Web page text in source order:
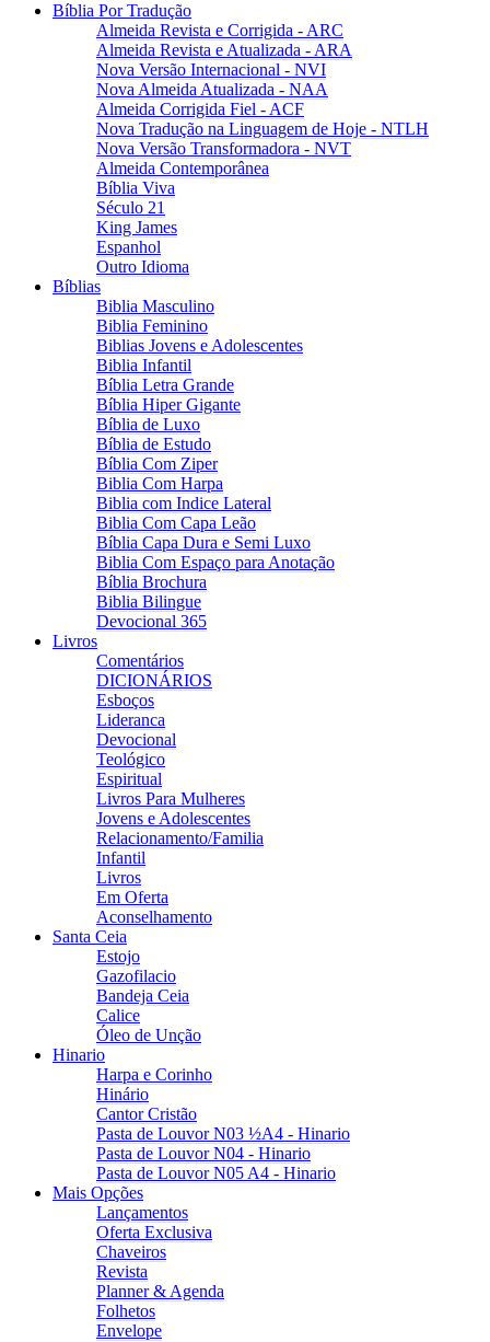
Bíblia Por Tradução
Almeida Revista e Corrigida - ARC
Almeida Revista e Atualizada - ARA
Nova Versão Internacional - NVI
Nova Almeida Atualizada - NAA
Almeida Corrigida Fiel - ACF
Nova Tradução na Linguagem de Hoje - NTLH
Nova Versão Transformadora - NVT
Almeida Contemporânea
Bíblia Viva
Século 21
King James
Espanhol
Outro Idioma
Bíblias
Biblia Masculino
Biblia Feminino
Biblias Jovens e Adolescentes
Biblia Infantil
Bíblia Letra Grande
Bíblia Hiper Gigante
Bíblia de Luxo
Bíblia de Estudo
Bíblia Com Ziper
Biblia Com Harpa
Biblia com Indice Lateral
Biblia Com Capa Leão
Bíblia Capa Dura e Semi Luxo
Biblia Com Espaço para Anotação
Bíblia Brochura
Biblia Bilingue
Devocional 365
Livros
Comentários
DICIONÁRIOS
Esboços
Lideranca
Devocional
Teológico
Espiritual
Livros Para Mulheres
Jovens e Adolescentes
Relacionamento/Familia
Infantil
Livros
Em Oferta
Aconselhamento
Santa Ceia
Estojo
Gazofilacio
Bandeja Ceia
Calice
Óleo de Unção
Hinario
Harpa e Corinho
Hinário
Cantor Cristão
Pasta de Louvor N03 ½A4 - Hinario
Pasta de Louvor N04 - Hinario
Pasta de Louvor N05 A4 - Hinario
Mais Opções
Lançamentos
Oferta Exclusiva
Chaveiros
Revista
Planner & Agenda
Folhetos
Envelope